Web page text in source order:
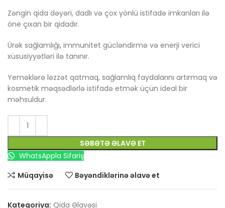
Zəngin qida dəyəri, dadlı və çox yönlü istifadə imkanları ilə
öne çıxan bir qidadır.
Ürək sağlamlığı, immunitet gücləndirmə və enerji verici
xüsusiyyətləri ilə tanınır.
Yeməklərə ləzzət qatmaq, sağlamlıq faydalarını artırmaq və
kosmetik məqsədlərlə istifadə etmək üçün ideal bir
məhsuldur.
SƏBƏTƏ ƏLAVƏ ET
WhatsAppla Sifariş
Müqayisə
Bəyəndiklərinə əlavə et
Kateqoriya: Qida Əlavəsi